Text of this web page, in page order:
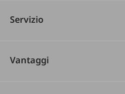
Servizio
Vantaggi